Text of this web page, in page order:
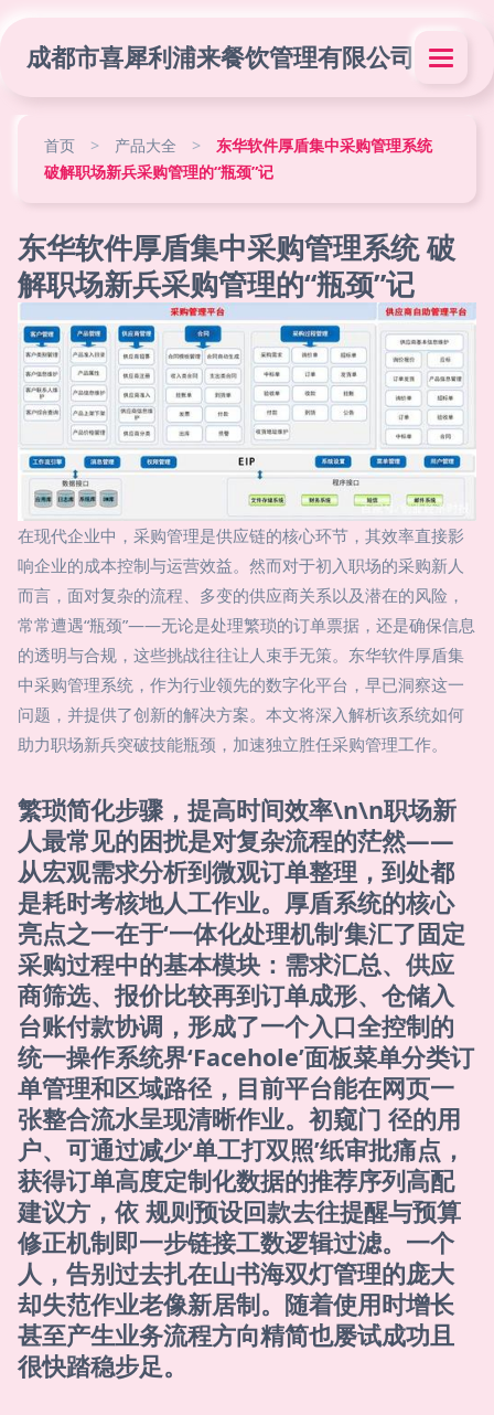
成都市喜犀利浦来餐饮管理有限公司
首页 > 产品大全 >
东华软件厚盾集中采购管理系统
破解职场新兵采购管理的“瓶颈”记
东华软件厚盾集中采购管理系统 破
解职场新兵采购管理的“瓶颈”记
在现代企业中，采购管理是供应链的核心环节，其效率直接影
响企业的成本控制与运营效益。然而对于初入职场的采购新人
而言，面对复杂的流程、多变的供应商关系以及潜在的风险，
常常遭遇“瓶颈”——无论是处理繁琐的订单票据，还是确保信息
的透明与合规，这些挑战往往让人束手无策。东华软件厚盾集
中采购管理系统，作为行业领先的数字化平台，早已洞察这一
问题，并提供了创新的解决方案。本文将深入解析该系统如何
助力职场新兵突破技能瓶颈，加速独立胜任采购管理工作。
繁琐简化步骤，提高时间效率\n\n职场新
人最常见的困扰是对复杂流程的茫然——
从宏观需求分析到微观订单整理，到处都
是耗时考核地人工作业。厚盾系统的核心
亮点之一在于‘一体化处理机制’集汇了固定
采购过程中的基本模块：需求汇总、供应
商筛选、报价比较再到订单成形、仓储入
台账付款协调，形成了一个入口全控制的
统一操作系统界‘Facehole’面板菜单分类订
单管理和区域路径，目前平台能在网页一
张整合流水呈现清晰作业。初窥门 径的用
户、可通过减少‘单工打双照’纸审批痛点，
获得订单高度定制化数据的推荐序列高配
建议方，依 规则预设回款去往提醒与预算
修正机制即一步链接工数逻辑过滤。一个
人，告别过去扎在山书海双灯管理的庞大
却失范作业老像新居制。随着使用时增长
甚至产生业务流程方向精简也屡试成功且
很快踏稳步足。